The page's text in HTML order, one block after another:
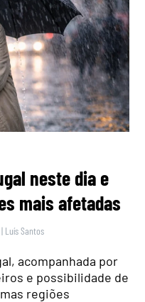
neste dia e
mais afetadas
| Luís Santos
acompanhada por
e possibilidade de
regiões